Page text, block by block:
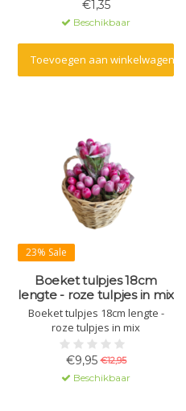
€1,35
Beschikbaar
Toevoegen aan winkelwagen
23% Sale
Boeket tulpjes 18cm
lengte - roze tulpjes in mix
Boeket tulpjes 18cm lengte -
roze tulpjes in mix
€9,95 €12,95
Beschikbaar